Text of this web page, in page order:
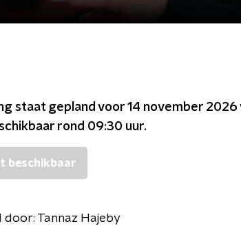
staat gepland voor 14 november
rond 09:30 uur.
beschikbaar
door: Tannaz Hajeby